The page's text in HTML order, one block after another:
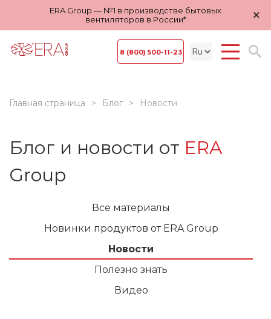
ERA Group — №1 в производстве бытовых
вентиляторов в России*
×
8 (800) 500-11-23
Главная страница Блог Новости
Блог и новости от ERA
Group
Все материалы
Новинки продуктов от ERA Group
Новости
Полезно знать
Видео